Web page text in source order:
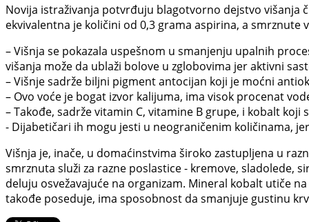
Novija istraživanja potvrđuju blagotvorno dejstvo višanja
ekvivalentna je količini od 0,3 grama aspirina, a smrznute
– Višnja se pokazala uspešnom u smanjenju upalnih
višanja može da ublaži bolove u zglobovima jer aktivni
– Višnje sadrže biljni pigment antocijan koji je moćni
– Ovo voće je bogat izvor kalijuma, ima visok procenat
– Takođe, sadrže vitamin C, vitamine B grupe, i kobalt
- Dijabetičari ih mogu jesti u neograničenim količinama,
Višnja je, inače, u domaćinstvima široko zastupljena u
smrznuta služi za razne poslastice - kremove, sladolede,
deluju osvežavajuće na organizam. Mineral kobalt utiče
takođe poseduje, ima sposobnost da smanjuje gustinu